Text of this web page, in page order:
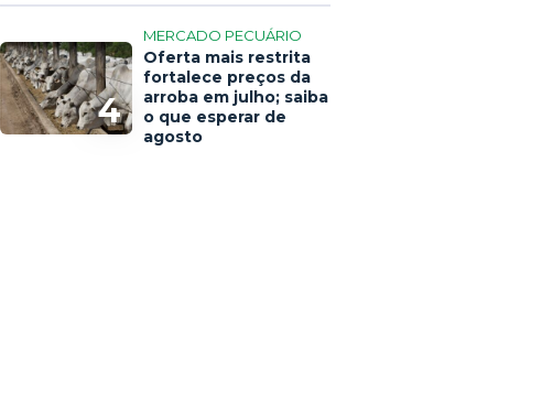
4
MERCADO PECUÁRIO
Oferta mais restrita
fortalece preços da
arroba em julho; saiba
o que esperar de
agosto